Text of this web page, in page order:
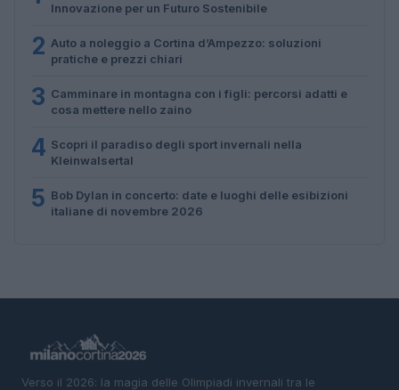
Innovazione per un Futuro Sostenibile
2 Auto a noleggio a Cortina d’Ampezzo: soluzioni
pratiche e prezzi chiari
3 Camminare in montagna con i figli: percorsi adatti e
cosa mettere nello zaino
4 Scopri il paradiso degli sport invernali nella
Kleinwalsertal
5 Bob Dylan in concerto: date e luoghi delle esibizioni
italiane di novembre 2026
Verso il 2026: la magia delle Olimpiadi invernali tra le